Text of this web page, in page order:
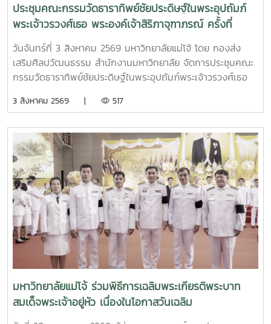
ประชุมคณะกรรมวัดธาราทิพย์ชัยประดิษฐ์ในพระอุปถัมภ์
พระเจ้าวรวงศ์เธอ พระองค์เจ้าสิริภาจุฑาภรณ์ ครั้งที่
3/2569
วันจันทร์ที่ 3 สิงหาคม 2569 มหาวิทยาลัยแม่โจ้ โดย กองส่ง
เสริมศิลปวัฒนธรรม สำนักงานมหาวิทยาลัย จัดการประชุมคณะ
กรรมวัดธาราทิพย์ชัยประดิษฐ์ในพระอุปถัมภ์พระเจ้าวรวงศ์เธอ
ศาสตราจารย์ ดร.วีระพล ทองมา อธิการบดีมหาวิทยาลัยแม่โจ้
เจ้าอาวาสวัดธาราทิพย์ชัยประดิษฐ์ พร้อมด้วยกรรมการวัดจาก
หน่วยงานต่างๆและมหาวิทยาลัย เข้าร่วมประชุม การประชุมใน
ครั้งนี้ ได้มีการพิจารณาและติดตามความคืบหน้าจัดพิธีถวายผ้า
พระกฐิน ประจำปี 2569 ณ วัดธาราทิพย์ชัยประดิษฐ์ ในพระ
อุปถัมภ์พระเจ้าวรวงศ์เธอ พระองค์เจ้าสิริภาจุฑาภรณ์ ที่ประชุม
ได้ติดตามการจัดการแสดงถวายซึ่งมหาวิทยาลัยแม่โจ้ได้รับมอบ
หมายให้เป็นเจ้าภาพจัดการแสดงเพื่อเฉลิมฉลองในพิธีถวายผ้า
พระกฐิน โดยจัดเตรียมชุดการแสดง “ศาสตร์พระราชาแห่ง
ปัญญา : ล้วนเรืองรองแห่งนภา ผ่านภูผา สู่มหานที” ติดตาม
ความก้าวหน้าโครงการสวนสมุนไพร ติดตามความก้าวหน้าการ
จัดตกแต่งสวนและภูมิทัศน์บริเวณวัด พิจารณาร่างรูปแบบ "เข็ม
พญานาค" ของที่ระลึกมอบให้ผู้ร่วมทำบุญและช่วยเหลือกิจกรรม
ของวัด พิจารณาร่างฎีกาเชิญชวนร่วมทำบุญ พิจารณาร่าง
3 สิงหาคม 2569 | 517
มหาวิทยาลัยแม่โจ้ ร่วมพิธีการเฉลิมพระเกียรติพระบาท
สมเด็จพระเจ้าอยู่หัว เนื่องในโอกาสวันเฉลิม
พระชนมพรรษา 28 กรกฎาคม 2569